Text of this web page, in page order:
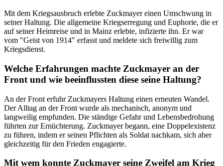
Mit dem Kriegsausbruch erlebte Zuckmayer einen Umschwung in
seiner Haltung. Die allgemeine Kriegserregung und Euphorie, die er
auf seiner Heimreise und in Mainz erlebte, infizierte ihn. Er war
vom "Geist von 1914" erfasst und meldete sich freiwillig zum
Kriegsdienst.
Welche Erfahrungen machte Zuckmayer an der
Front und wie beeinflussten diese seine Haltung?
An der Front erfuhr Zuckmayers Haltung einen erneuten Wandel.
Der Alltag an der Front wurde als mechanisch, anonym und
langweilig empfunden. Die ständige Gefahr und Lebensbedrohung
führten zur Ernüchterung. Zuckmayer begann, eine Doppelexistenz
zu führen, indem er seinen Pflichten als Soldat nachkam, sich aber
gleichzeitig für den Frieden engagierte.
Mit wem konnte Zuckmayer seine Zweifel am Krieg